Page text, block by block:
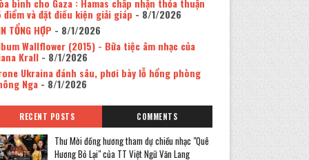
bình cho Gaza : Hamas chấp nhận thỏa thuận
điểm và đặt điều kiện giải giáp - 8/1/2026
TỔNG HỢP - 8/1/2026
Wallflower (2015) - Bữa tiệc âm nhạc của
Krall- 8/1/2026
Ukraina đánh sâu, phơi bày lỗ hổng phòng
Nga- 8/1/2026
RECENT POSTS COMMENTS
Thư Mời đồng hương tham dự chiều nhạc "Quê
Hương Bỏ Lại" của TT Việt Ngữ Văn Lang